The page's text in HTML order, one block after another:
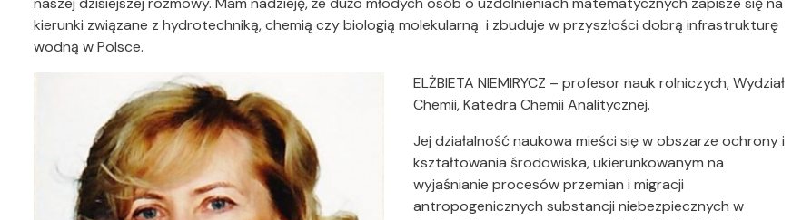
kierunki związane z hydrotechniką, chemią czy biologią molekularną i zbuduje w przyszłości dobrą infrastrukturę
wodną w Polsce.
ELŻBIETA NIEMIRYCZ – profesor nauk rolniczych, Wydział
Chemii, Katedra Chemii Analitycznej.
Jej działalność naukowa mieści się w obszarze ochrony i
kształtowania środowiska, ukierunkowanym na
wyjaśnianie procesów przemian i migracji
antropogenicznych substancji niebezpiecznych w